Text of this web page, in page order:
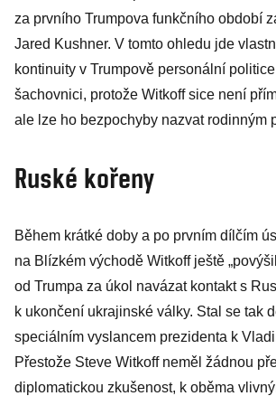
za prvního Trumpova funkčního období
Jared Kushner. V tomto ohledu jde
kontinuity v Trumpově personální
šachovnici, protože Witkoff sice není
ale lze ho bezpochyby nazvat rodinným
Ruské kořeny
Během krátké doby a po prvním dílčím
na Blízkém východě Witkoff ještě
od Trumpa za úkol navázat kontakt s
k ukončení ukrajinské války. Stal se tak
speciálním vyslancem prezidenta k
Přestože Steve Witkoff neměl žádnou
diplomatickou zkušenost, k oběma